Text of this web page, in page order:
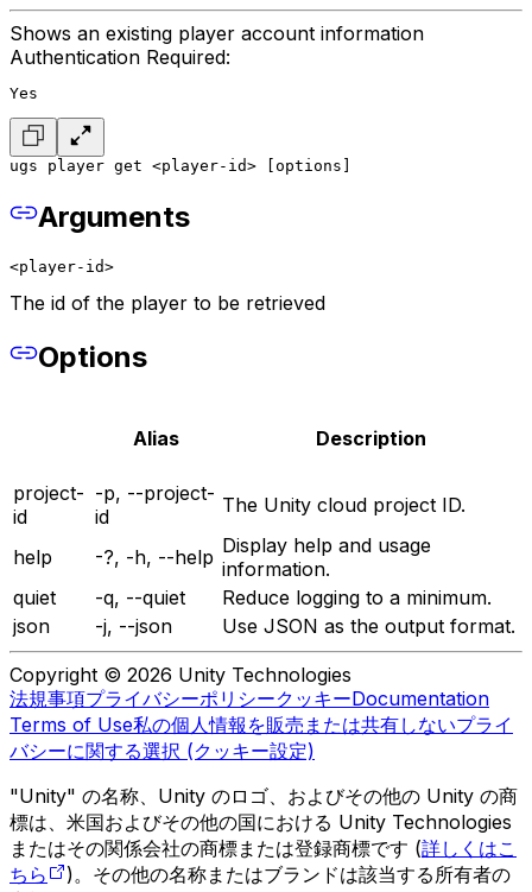
Shows an existing player account information
Authentication Required:
Yes
ugs player get <player-id> [options]
Arguments
<player-id>
The id of the player to be retrieved
Options
Alias Description
project-
id
-p, --project-
id
The Unity cloud project ID.
help -?, -h, --help Display help and usage
information.
quiet
-q, --quiet
Reduce logging to a minimum.
json
-j, --json Use JSON as the output format.
Copyright © 2026 Unity Technologies
法規事項プライバシーポリシークッキーDocumentation
Terms of Use私の個人情報を販売または共有しないプライ
バシーに関する選択 (クッキー設定)
"Unity" の名称、Unity のロゴ、およびその他の Unity の商
標は、米国およびその他の国における Unity Technologies
またはその関係会社の商標または登録商標です (詳しくはこ
ちら
)。その他の名称またはブランドは該当する所有者の